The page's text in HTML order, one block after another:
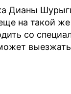
Дианы
на такой
со